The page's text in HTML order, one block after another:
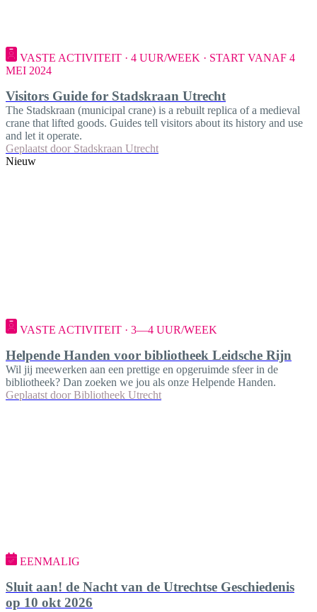
VASTE ACTIVITEIT · 4 UUR/WEEK · START VANAF 4
MEI 2024
Visitors Guide for Stadskraan Utrecht
The Stadskraan (municipal crane) is a rebuilt replica of a medieval
crane that lifted goods. Guides tell visitors about its history and use
and let it operate.
Geplaatst door Stadskraan Utrecht
Nieuw
VASTE ACTIVITEIT · 3—4 UUR/WEEK
Helpende Handen voor bibliotheek Leidsche Rijn
Wil jij meewerken aan een prettige en opgeruimde sfeer in de
bibliotheek? Dan zoeken we jou als onze Helpende Handen.
Geplaatst door Bibliotheek Utrecht
EENMALIG
Sluit aan! de Nacht van de Utrechtse Geschiedenis
op 10 okt 2026